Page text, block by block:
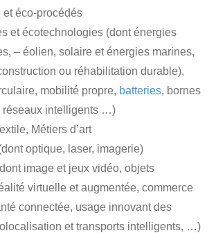
et éco-procédés
et écotechnologies (dont énergies
– éolien, solaire et énergies marines,
ou réhabilitation durable),
mobilité propre, batteries, bornes
réseaux intelligents …)
Métiers d’art
optique, laser, imagerie)
image et jeux vidéo, objets
virtuelle et augmentée, commerce
connectée, usage innovant des
et transports intelligents, …)